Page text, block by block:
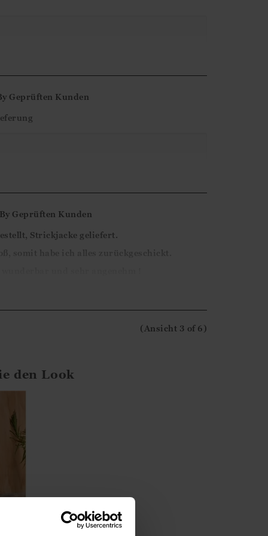
Geprüften Kunden
By Geprüften Kunden
Strickjacke geliefert.
Sie nicht zufrieden mit dem Service sind. Ihr
(Ansicht 3 of 6)
den Look